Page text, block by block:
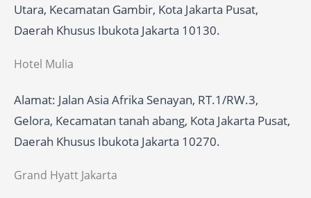
Utara, Kecamatan Gambir, Kota Jakarta Pusat,
Daerah Khusus Ibukota Jakarta 10130.
Hotel Mulia
Alamat: Jalan Asia Afrika Senayan, RT.1/RW.3,
Gelora, Kecamatan tanah abang, Kota Jakarta Pusat,
Daerah Khusus Ibukota Jakarta 10270.
Grand Hyatt Jakarta